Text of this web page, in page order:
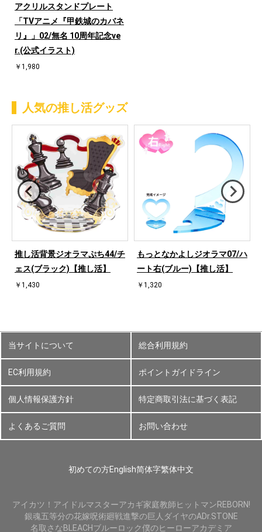
アクリルスタンドプレート
「TVアニメ『甲鉄城のカバネ
リ』」02/無名 10周年記念ve
r.(公式イラスト)
￥1,980
人気の推し活グッズ
推し活背景ジオラマぷち44/チ
ェス(ブラック)【推し活】
￥1,430
もっとなかよしジオラマ07/ハ
ート右(ブルー)【推し活】
￥1,320
当サイトについて 総合利用規約
EC利用規約 ポイントガイドライン
個人情報保護方針 特定商取引法に基づく表記
よくあるご質問 お問い合わせ
初めての方English简体字繁体中文
アイカツ！ アイドルマスターアカギ家庭教師ヒットマンREBORN!
銀魂五等分の花嫁呪術廻戦進撃の巨人 ダイヤのADr.STONE
名取さなBLEACHブルーロック僕のヒーローアカデミア